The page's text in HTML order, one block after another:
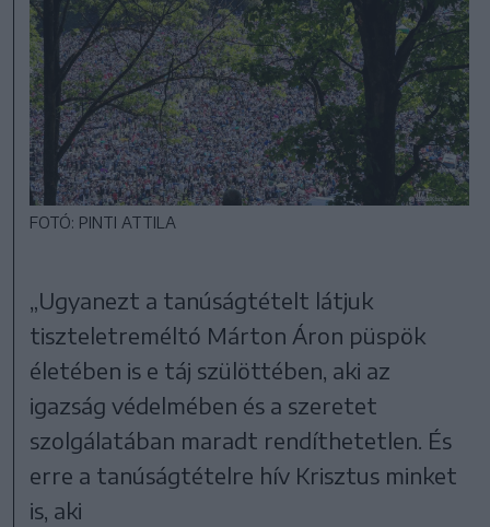
FOTÓ: PINTI ATTILA
„Ugyanezt a tanúságtételt látjuk
tiszteletreméltó Márton Áron püspök
életében is e táj szülöttében, aki az
igazság védelmében és a szeretet
szolgálatában maradt rendíthetetlen. És
erre a tanúságtételre hív Krisztus minket
is, aki